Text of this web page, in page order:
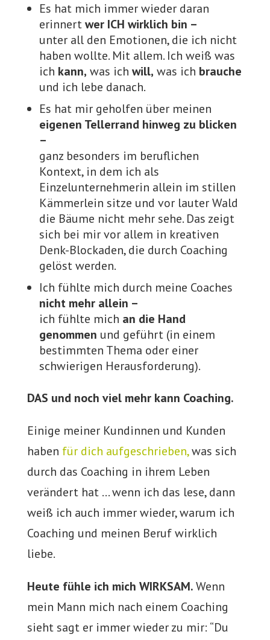
Es hat mich immer wieder daran
erinnertwer ICH wirklich bin –
unter all den Emotionen, die ich nicht
haben wollte. Mit allem. Ich weiß was
ich kann, was ich will, was ich brauche
und ich lebe danach.
Es hat mir geholfen über meinen
eigenen Tellerrand hinweg zu blicken
–
ganz besonders im beruflichen
Kontext, in dem ich als
Einzelunternehmerin allein im stillen
Kämmerlein sitze und vor lauter Wald
die Bäume nicht mehr sehe. Das zeigt
sich bei mir vor allem in kreativen
Denk-Blockaden, die durch Coaching
gelöst werden.
Ich fühlte mich durch meine Coaches
nicht mehr allein –
ich fühlte mich an die Hand
genommen und geführt (in einem
bestimmten Thema oder einer
schwierigen Herausforderung).
DAS und noch viel mehr kann Coaching.
Einige meiner Kundinnen und Kunden
haben für dich aufgeschrieben,was sich
durch das Coaching in ihrem Leben
verändert hat … wenn ich das lese, dann
weiß ich auch immer wieder, warum ich
Coaching und meinen Beruf wirklich
liebe.
Heute fühle ich mich WIRKSAM.Wenn
mein Mann mich nach einem Coaching
sieht sagt er immer wieder zu mir: “Du